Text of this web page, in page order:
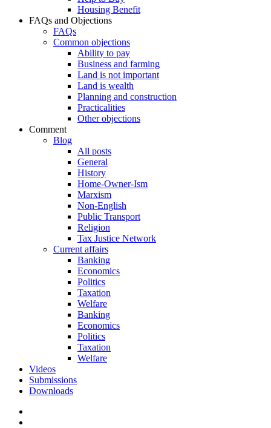
Housing Benefit
FAQs and Objections
FAQs
Common objections
Ability to pay
Business and farming
Land is not important
Land is wealth
Planning and construction
Practicalities
Other objections
Comment
Blog
All posts
General
History
Home-Owner-Ism
Marxism
Non-English
Public Transport
Religion
Tax Justice Network
Current affairs
Banking
Economics
Politics
Taxation
Welfare
Banking
Economics
Politics
Taxation
Welfare
Videos
Submissions
Downloads